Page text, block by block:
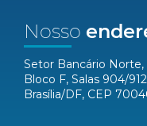
Nosso
Setor Bancário Norte,
Bloco F, Salas 904/
Brasília/DF, CEP